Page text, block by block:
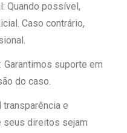
Quando possível,
Caso contrário,
Garantimos suporte em
do caso.
e
seus direitos sejam